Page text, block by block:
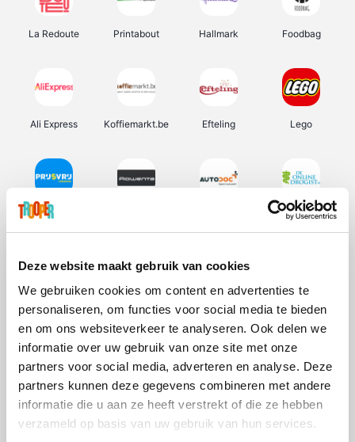
Deze website maakt gebruik van cookies
We gebruiken cookies om content en advertenties te
personaliseren, om functies voor social media te bieden
en om ons websiteverkeer te analyseren. Ook delen we
informatie over uw gebruik van onze site met onze
partners voor social media, adverteren en analyse. Deze
partners kunnen deze gegevens combineren met andere
informatie die u aan ze heeft verstrekt of die ze hebben
verzameld op basis van uw gebruik van hun services.
La Redoute Printabout Hallmark Foodbag
Ali Express Koffiemarkt.be Efteling Lego
Prijsvrij De Online Drogist
Vidaxl Lampenlicht.be Adidas Hotels.com
DectDirect